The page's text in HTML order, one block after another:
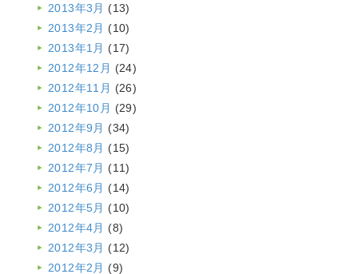
2013年3月 (13)
2013年2月 (10)
2013年1月 (17)
2012年12月 (24)
2012年11月 (26)
2012年10月 (29)
2012年9月 (34)
2012年8月 (15)
2012年7月 (11)
2012年6月 (14)
2012年5月 (10)
2012年4月 (8)
2012年3月 (12)
2012年2月 (9)